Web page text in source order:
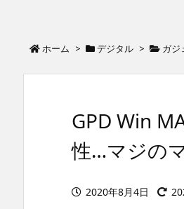
ホーム > デジタル > ガジ
GPD Win
性…マジの
2020年8月4日